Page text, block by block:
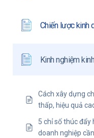
Chiến lược kinh
Kinh nghiệm
Cách xây dựng
thấp, hiệu quả
5 chỉ số thúc đẩy
doanh nghiệp